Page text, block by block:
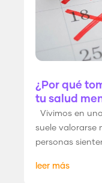
¿Por qué
tu salud
Vivimos en
suele valorarse
personas
leer más